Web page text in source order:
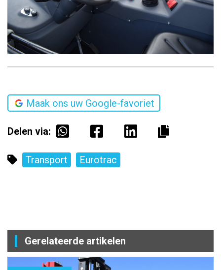
Maak ons uw Google-favoriet
Delen via:
Transport Eurotrac
Gerelateerde artikelen